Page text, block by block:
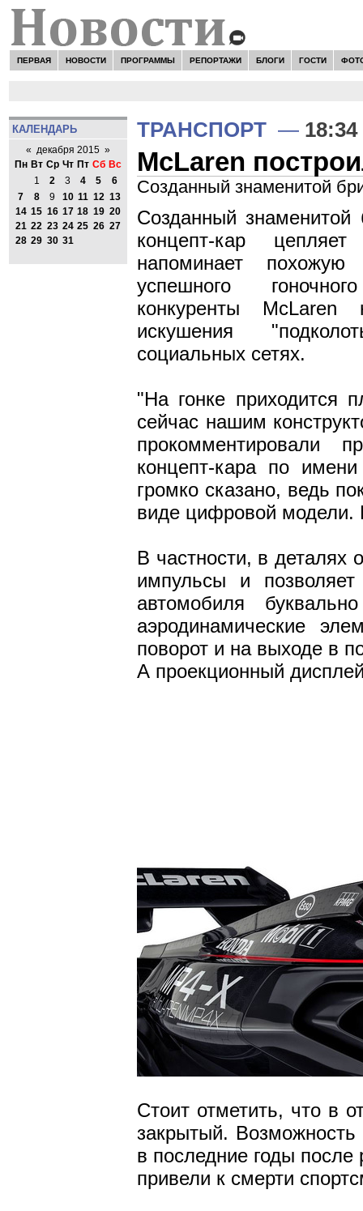
ПЕРВАЯ НОВОСТИ ПРОГРАММЫ РЕПОРТАЖИ БЛОГИ ГОСТИ
КАЛЕНДАРЬ
« декабря 2015 »
Пн Вт Ср Чт Пт Сб Вс
1
2 3 4 5
6
7
8 9 10 11 12 13
14 15 16 17 18 19 20
21 22 23 24 25 26 27
28 29 30 31
ТРАНСПОРТ — 18:34
McLaren
Созданный знаменитой
Созданный знаменитой
концепт-кар
напоминает похожую
успешного
конкуренты McLaren
искушения
социальных сетях.
"На гонке приходится
сейчас нашим
прокомментировали
концепт-кара по
громко сказано, ведь
виде цифровой модели.
В частности, в деталях
импульсы и
автомобиля
аэродинамические
поворот и на выходе в
А проекционный
Стоит отметить, что в
закрытый. Возможность
в последние годы
привели к смерти